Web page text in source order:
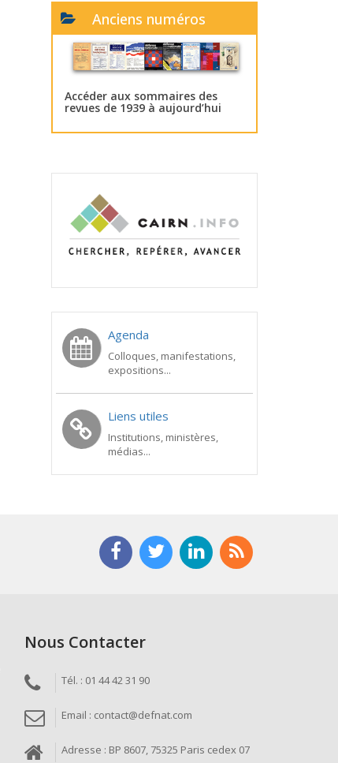
Anciens numéros
Accéder aux sommaires des
revues de 1939 à aujourd’hui
Agenda
Colloques, manifestations,
expositions...
Liens utiles
Institutions, ministères,
médias...
Nous Contacter
Tél. : 01 44 42 31 90
Email : contact@defnat.com
Adresse : BP 8607, 75325 Paris cedex 07